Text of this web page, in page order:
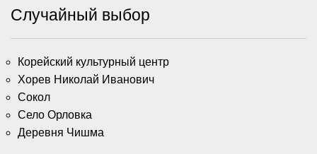
Случайный выбор
Корейский культурный центр
Хорев Николай Иванович
Сокол
Село Орловка
Деревня Чишма